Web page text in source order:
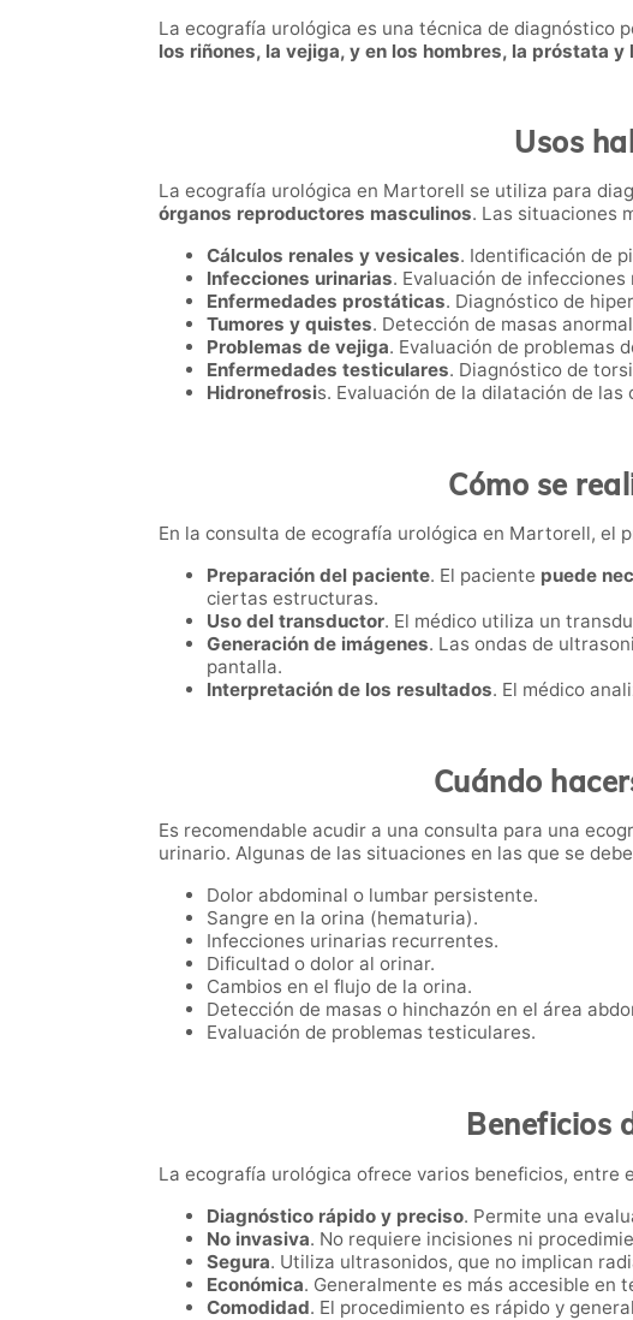
La ecografía urológica es una técnica de diagnóstico
los riñones, la vejiga, y en los hombres, la próstata
Usos
La ecografía urológica en Martorell se utiliza para
órganos reproductores masculinos. Las situaciones
Cálculos renales y vesicales. Identificación de
Infecciones urinarias. Evaluación de
Enfermedades prostáticas. Diagnóstico de
Tumores y quistes. Detección de masas
Problemas de vejiga. Evaluación de problemas
Enfermedades testiculares. Diagnóstico de
Hidronefrosis. Evaluación de la dilatación de
Cómo se
En la consulta de ecografía urológica en Martorell, el
Preparación del paciente. El paciente puede
ciertas estructuras.
Uso del transductor. El médico utiliza un
Generación de imágenes. Las ondas de
pantalla.
Interpretación de los resultados. El médico
Cuándo
Es recomendable acudir a una consulta para una
urinario. Algunas de las situaciones en las que se
Dolor abdominal o lumbar persistente.
Sangre en la orina (hematuria).
Infecciones urinarias recurrentes.
Dificultad o dolor al orinar.
Cambios en el flujo de la orina.
Detección de masas o hinchazón en el área
Evaluación de problemas testiculares.
Beneficios
La ecografía urológica ofrece varios beneficios, entre
Diagnóstico rápido y preciso. Permite una
No invasiva. No requiere incisiones ni
Segura. Utiliza ultrasonidos, que no implican
Económica. Generalmente es más accesible en
Comodidad. El procedimiento es rápido y